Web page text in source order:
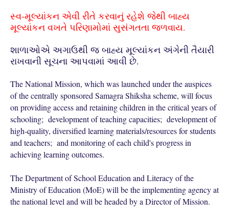
સ્વ-મૂલ્યાંકન એવી રીતે કરવાનું રહેશે જેથી બાહ્ય
મૂલ્યાંકન વખતે પરિણામોમાં સુસંગતતા જળવાય.
શાળાઓએ અગાઉથી જ બાહ્ય મૂલ્યાંકન અંગેની તૈયારી
રાખવાની સૂચના આપવામાં આવી છે.
The National Mission, which was launched under the auspices
of the centrally sponsored Samagra Shiksha scheme, will focus
on providing access and retaining children in the critical years of
schooling; development of teaching capacities; development of
high-quality, diversified learning materials/resources for students
and teachers; and monitoring of each child's progress in
achieving learning outcomes.
The Department of School Education and Literacy of the
Ministry of Education (MoE) will be the implementing agency at
the national level and will be headed by a Director of Mission.